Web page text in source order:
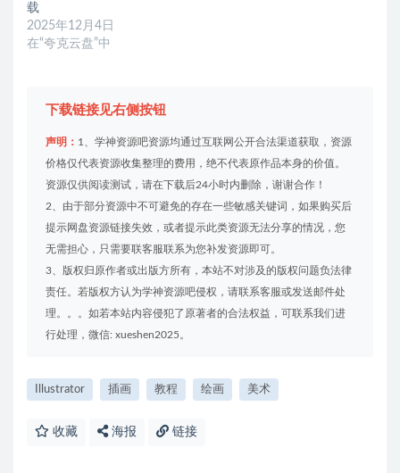
载
2025年12月4日
在“夸克云盘”中
下载链接见右侧按钮
声明： 1、学神资源吧资源均通过互联网公开合法渠道获取，资源
价格仅代表资源收集整理的费用，绝不代表原作品本身的价值。
资源仅供阅读测试，请在下载后24小时内删除，谢谢合作！
2、由于部分资源中不可避免的存在一些敏感关键词，如果购买后
提示网盘资源链接失效，或者提示此类资源无法分享的情况，您
无需担心，只需要联客服联系为您补发资源即可。
3、版权归原作者或出版方所有，本站不对涉及的版权问题负法律
责任。若版权方认为学神资源吧侵权，请联系客服或发送邮件处
理。。。如若本站内容侵犯了原著者的合法权益，可联系我们进
行处理，微信: xueshen2025。
Illustrator 插画 教程 绘画 美术
收藏 海报 链接